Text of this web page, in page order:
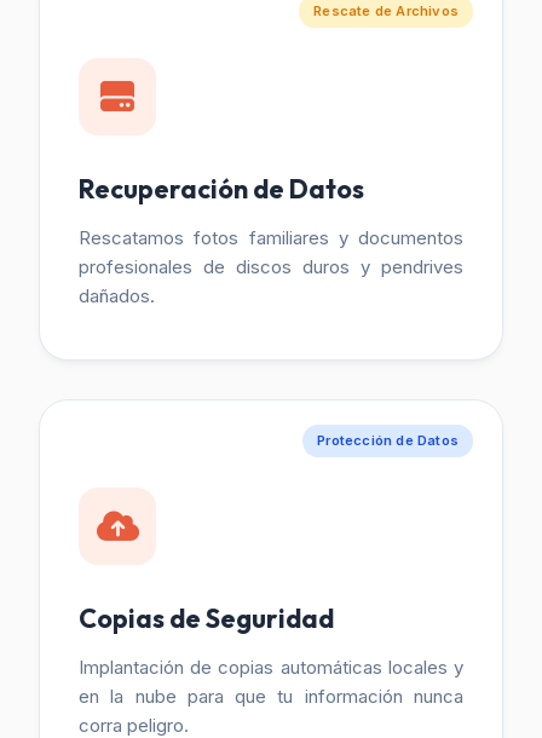
Rescate de Archivos
Recuperación de Datos
Rescatamos fotos familiares y documentos
profesionales de discos duros y pendrives
dañados.
Protección de Datos
Copias de Seguridad
Implantación de copias automáticas locales y
en la nube para que tu información nunca
corra peligro.